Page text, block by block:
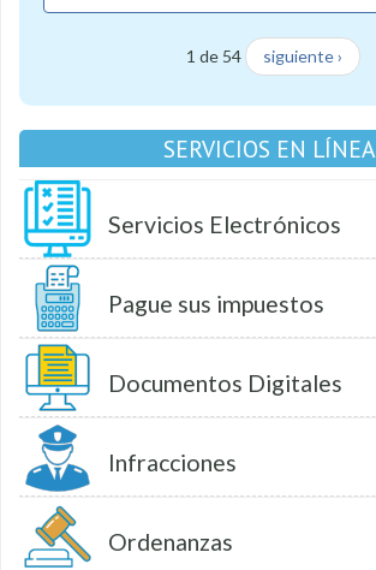
1 de 54 siguiente ›
SERVICIOS EN LÍNEA
Servicios Electrónicos
Pague sus impuestos
Documentos Digitales
Infracciones
Ordenanzas